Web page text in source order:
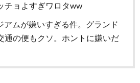
チョよすぎワロタww
アムが嫌いすぎる件。グランド
通の便もクソ。ホントに嫌いだ